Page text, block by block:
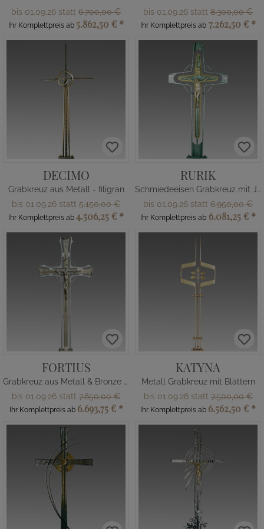
bis 01.09.26 statt 6.700,00 €
Ihr Komplettpreis ab 5.862,50 € *
bis 01.09.26 statt 8.300,00 €
Ihr Komplettpreis ab 7.262,50 € *
DECIMO
Grabkreuz aus Metall - filigran
bis 01.09.26 statt 5.150,00 €
Ihr Komplettpreis ab 4.506,25 € *
RURIK
Schmiedeeisen Grabkreuz mit Jesus
bis 01.09.26 statt 6.950,00 €
Ihr Komplettpreis ab 6.081,25 € *
FORTIUS
Grabkreuz aus Metall & Bronze - Jesus
bis 01.09.26 statt 7.650,00 €
Ihr Komplettpreis ab 6.693,75 € *
KATYNA
Metall Grabkreuz mit Blättern
bis 01.09.26 statt7.500,00 €
Ihr Komplettpreis ab 6.562,50 € *